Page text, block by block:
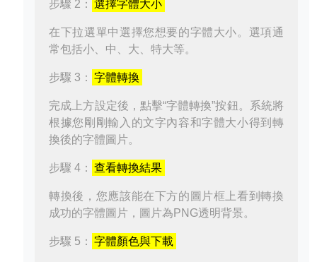
步驟 2： 選擇字體大小
在下拉選單中選擇您想要的字體大小。選項通
常包括小、中、大、特大等。
步驟 3： 字體轉換
完成上方設定後，點擊“字體轉換”按鈕。系統將
根據您剛剛輸入的文字內容和字體大小得到轉
換後的字體圖片。
步驟 4： 查看轉換結果
轉換後，您應該能在下方的圖片框上看到轉換
成功的字體圖片，圖片為PNG透明背景。
步驟 5： 字體顏色與下載